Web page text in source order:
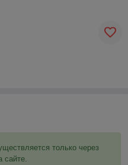
только через
сайте.